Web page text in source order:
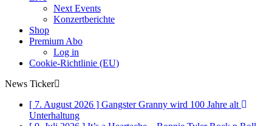
Next Events
Konzertberichte
Shop
Premium Abo
Log in
Cookie-Richtlinie (EU)
News Ticker
[ 7. August 2026 ] Gangster Granny wird 100 Jahre alt
Unterhaltung